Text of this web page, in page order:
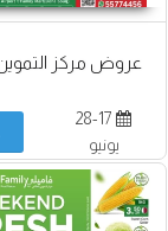
عروض مركز التموين
28-17
يونيو